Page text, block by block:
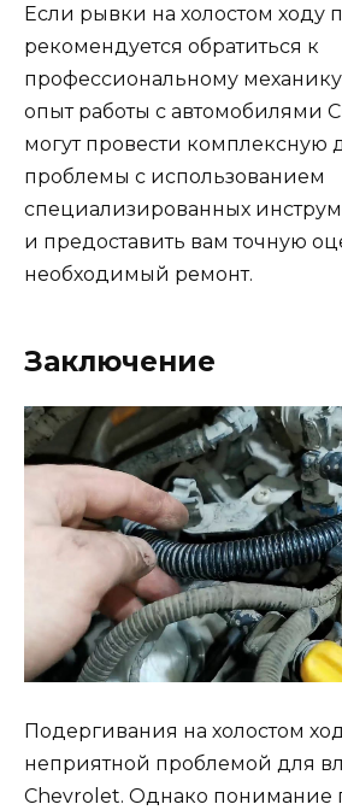
Если рывки на холостом ходу
рекомендуется обратиться к
профессиональному
опыт работы с автомобилями
могут провести комплексную
проблемы с использованием
специализированных
и предоставить вам точную
необходимый ремонт.
Заключение
Подергивания на холостом
неприятной проблемой для
Chevrolet. Однако понимание